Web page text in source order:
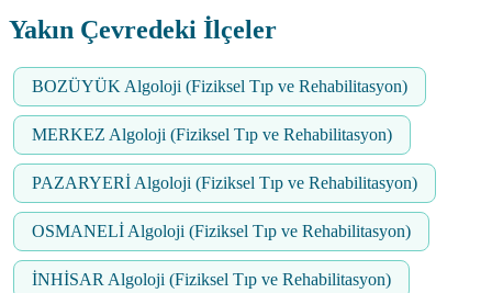
Yakın Çevredeki İlçeler
BOZÜYÜK Algoloji (Fiziksel Tıp ve Rehabilitasyon)
MERKEZ Algoloji (Fiziksel Tıp ve Rehabilitasyon)
PAZARYERİ Algoloji (Fiziksel Tıp ve Rehabilitasyon)
OSMANELİ Algoloji (Fiziksel Tıp ve Rehabilitasyon)
İNHİSAR Algoloji (Fiziksel Tıp ve Rehabilitasyon)